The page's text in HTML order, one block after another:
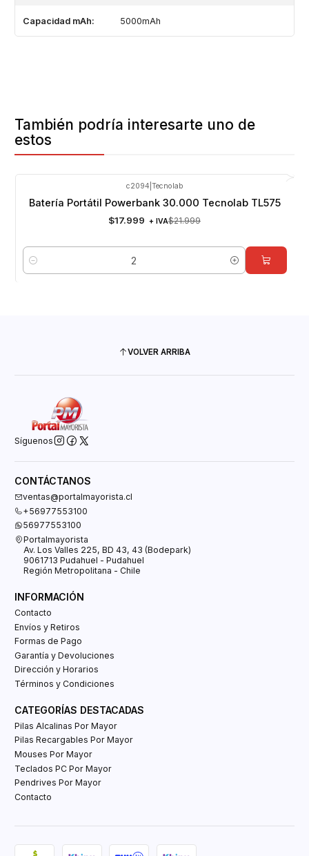
Capacidad mAh: 5000mAh
También podría interesarte uno de
estos
c2094 Tecnolab
Batería Portátil Powerbank 30.000 Tecnolab TL575
$17.999 + IVA$21.999
Cantidad
VOLVER ARRIBA
Síguenos
CONTÁCTANOS
ventas@portalmayorista.cl
+56977553100
56977553100
Portalmayorista
Av. Los Valles 225, BD 43, 43 (Bodepark)
9061713 Pudahuel - Pudahuel
Región Metropolitana - Chile
INFORMACIÓN
Contacto
Envíos y Retiros
Formas de Pago
Garantía y Devoluciones
Dirección y Horarios
Términos y Condiciones
CATEGORÍAS DESTACADAS
Pilas Alcalinas Por Mayor
Pilas Recargables Por Mayor
Mouses Por Mayor
Teclados PC Por Mayor
Pendrives Por Mayor
Contacto